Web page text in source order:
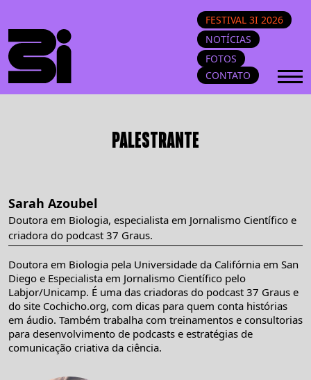
FESTIVAL 3I 2026
NOTÍCIAS
FOTOS
CONTATO
PALESTRANTE
Sarah Azoubel
Doutora em Biologia, especialista em Jornalismo Científico e
criadora do podcast 37 Graus.
Doutora em Biologia pela Universidade da Califórnia em San
Diego e Especialista em Jornalismo Científico pelo
Labjor/Unicamp. É uma das criadoras do podcast 37 Graus e
do site Cochicho.org, com dicas para quem conta histórias
em áudio. Também trabalha com treinamentos e consultorias
para desenvolvimento de podcasts e estratégias de
comunicação criativa da ciência.